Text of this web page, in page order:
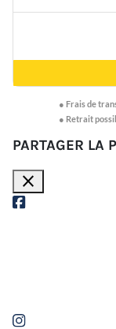
● Frais de
● Retrait
PARTAGER LA
close